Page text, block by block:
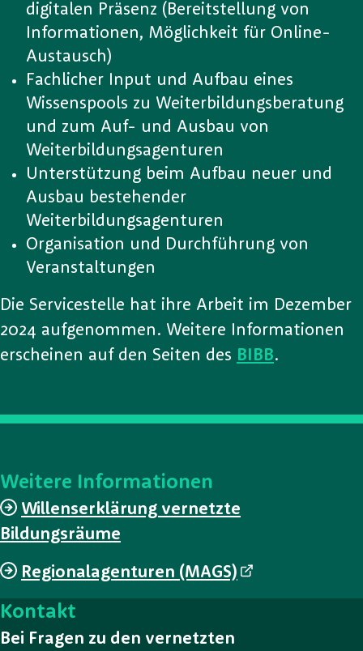
digitalen Präsenz (Bereitstellung von
Informationen, Möglichkeit für Online-
Austausch)
Fachlicher Input und Aufbau eines
Wissenspools zu Weiterbildungsberatung
und zum Auf- und Ausbau von
Weiterbildungsagenturen
Unterstützung beim Aufbau neuer und
Ausbau bestehender
Weiterbildungsagenturen
Organisation und Durchführung von
Veranstaltungen
Die Servicestelle hat ihre Arbeit im Dezember
2024 aufgenommen. Weitere Informationen
erscheinen auf den Seiten des BIBB.
Weitere Informationen
Willenserklärung vernetzte
Bildungsräume
Regionalagenturen (MAGS)
Kontakt
Bei Fragen zu den vernetzten